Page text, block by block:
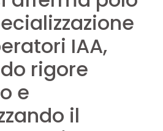
IAA,
rigore
e
il